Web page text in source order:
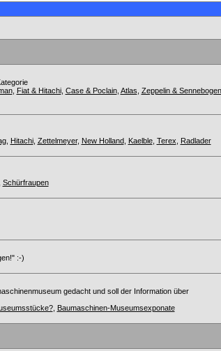
, Fiat & Hitachi, Case & Poclain, Atlas Zeppelin & Sennebogen
, Hitachi, Zettelmeyer, New Holland, Kaelble, Terex
Radlader
Schürfraupen
:-)
gedacht und soll der Information über
, Baumaschinen-Museumsexponate